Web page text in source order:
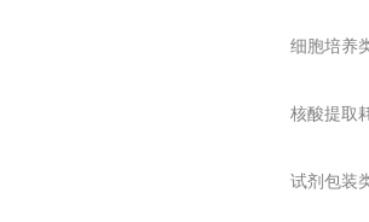
细胞培养
核酸提取
试剂包装